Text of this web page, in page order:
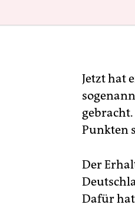
Jetzt hat
Punkten
Der
Dafür